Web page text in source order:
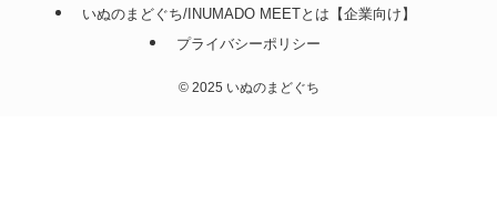
いぬのまどぐち/INUMADO MEETとは【企業向け】
プライバシーポリシー
©2025 いぬのまどぐち